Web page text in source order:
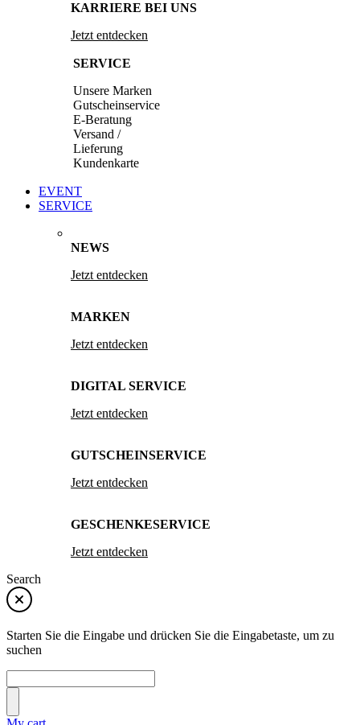
KARRIERE BEI UNS
Jetzt entdecken
SERVICE
Unsere Marken
Gutscheinservice
E-Beratung
Versand /
Lieferung
Kundenkarte
EVENT
SERVICE
NEWS
Jetzt entdecken
MARKEN
Jetzt entdecken
DIGITAL SERVICE
Jetzt entdecken
GUTSCHEINSERVICE
Jetzt entdecken
GESCHENKESERVICE
Jetzt entdecken
Search
Starten Sie die Eingabe und drücken Sie die Eingabetaste, um zu
suchen